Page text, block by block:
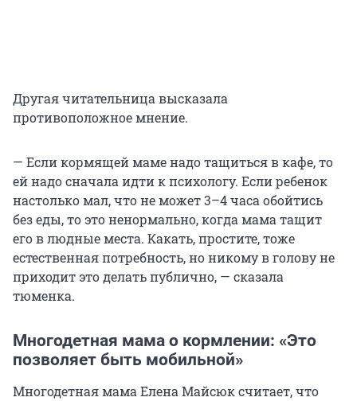
Другая читательница высказала
противоположное мнение.
— Если кормящей маме надо тащиться в кафе, то
ей надо сначала идти к психологу. Если ребенок
настолько мал, что не может 3–4 часа обойтись
без еды, то это ненормально, когда мама тащит
его в людные места. Какать, простите, тоже
естественная потребность, но никому в голову не
приходит это делать публично, — сказала
тюменка.
Многодетная мама о кормлении: «Это
позволяет быть мобильной»
Многодетная мама Елена Майсюк считает, что